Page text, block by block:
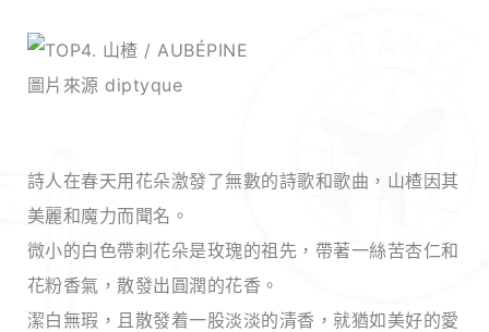
圖片來源 diptyque
詩人在春天用花朵激發了無數的詩歌和歌曲，山楂因其
美麗和魔力而聞名。
微小的白色帶刺花朵是玫瑰的祖先，帶著一絲苦杏仁和
花粉香氣，散發出圓潤的花香。
潔白無瑕，且散發着一股淡淡的清香，就猶如美好的愛